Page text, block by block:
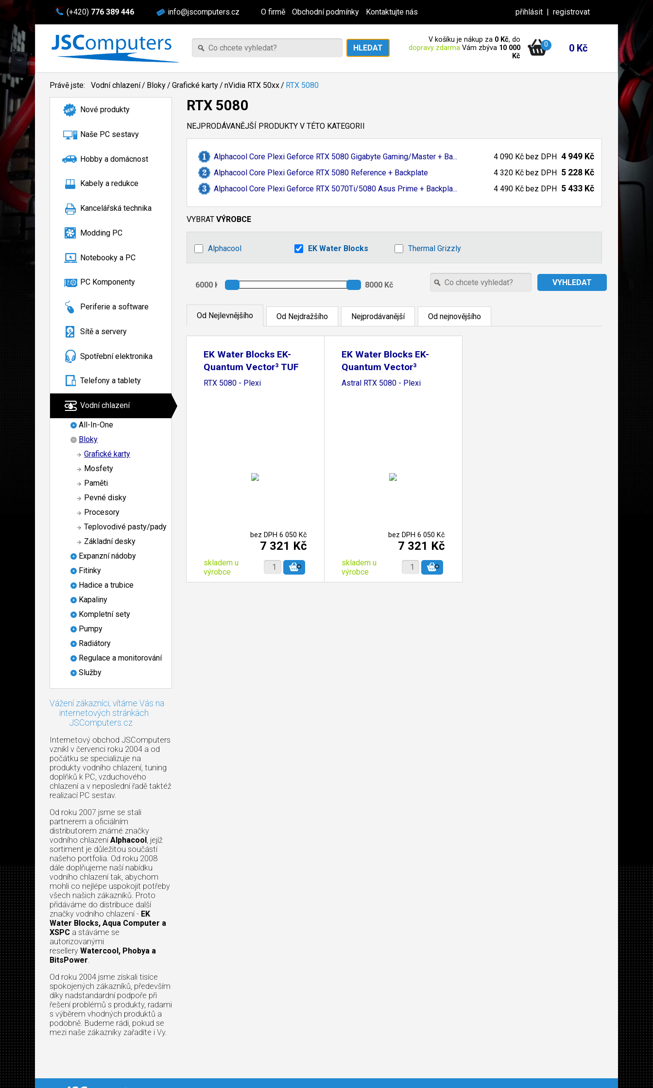
(+420) 776 389 446 info@jscomputers.cz O firmě Obchodní podmínky Kontaktujte nás přihlásit | registrovat
V košíku je nákup za 0 Kč, do
dopravy zdarma Vám zbýva 10 000
Kč
0 0 Kč
Právě jste: Vodní chlazení/ Bloky/ Grafické karty/ nVidia RTX 50xx/ RTX 5080
Nové produkty
Naše PC sestavy
Hobby a domácnost
Kabely a redukce
Kancelářská technika
Modding PC
Notebooky a PC
PC Komponenty
Periferie a software
Sítě a servery
Spotřební elektronika
Telefony a tablety
Vodní chlazení
All-In-One
Bloky
Grafické karty
Mosfety
Paměti
Pevné disky
Procesory
Teplovodivé pasty/pady
Základní desky
Expanzní nádoby
Fitinky
Hadice a trubice
Kapaliny
Kompletní sety
Pumpy
Radiátory
Regulace a monitorování
Služby
Vážení zákazníci, vítáme Vás na
internetových stránkách
JSComputers.cz
Internetový obchod JSComputers
vznikl v červenci roku 2004 a od
počátku se specializuje na
produkty vodního chlazení, tuning
doplňků k PC, vzduchového
chlazení a v neposlední řadě taktéž
realizací PC sestav.
Od roku 2007 jsme se stali
partnerem a oficiálním
distributorem známé značky
vodního chlazení Alphacool, jejíž
sortiment je důležitou součástí
našeho portfolia. Od roku 2008
dále doplňujeme naší nabídku
vodního chlazení tak, abychom
mohli co nejlépe uspokojit potřeby
všech našich zákazníků. Proto
přidáváme do distribuce další
značky vodního chlazení - EK
Water Blocks, Aqua Computer a
XSPC a stáváme se
autorizovanými
resellery Watercool, Phobya a
BitsPower.
Od roku 2004 jsme získali tisíce
spokojených zákazníků, především
díky nadstandardní podpoře při
řešení problémů s produkty, radami
s výběrem vhodných produktů a
podobně. Budeme rádi, pokud se
mezi naše zákazníky zařadíte i Vy.
RTX 5080
NEJPRODÁVANĚJŠÍ PRODUKTY V TÉTO KATEGORII
Alphacool Core Plexi Geforce RTX 5080 Gigabyte Gaming/Master + Ba... 4 090 Kč bez DPH 4 949 Kč
Alphacool Core Plexi Geforce RTX 5080 Reference + Backplate 4 320 Kč bez DPH 5 228 Kč
Alphacool Core Plexi Geforce RTX 5070Ti/5080 Asus Prime + Backpla... 4 490 Kč bez DPH 5 433 Kč
VYBRAT VÝROBCE
Alphacool EK Water Blocks Thermal Grizzly
Od Nejlevnějšího Od Nejdražšího Nejprodávanější Od nejnovějšího
EK Water Blocks EK-
Quantum Vector³ TUF
RTX 5080 - Plexi
bez DPH 6 050 Kč
7 321 Kč
skladem u
výrobce
EK Water Blocks EK-
Quantum Vector³
Astral RTX 5080 - Plexi
bez DPH 6 050 Kč
7 321 Kč
skladem u
výrobce